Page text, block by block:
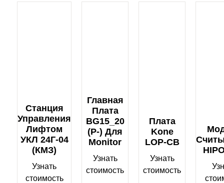
Станция
Управления
Лифтом
УКЛ 24Г-04
(КМЗ)
Узнать
стоимость
Главная
Плата
BG15_20
(P-) Для
Monitor
Узнать
стоимость
Плата
Kone
LOP-CB
Узнать
стоимость